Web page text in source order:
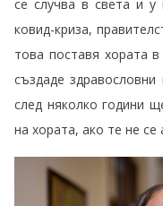
се случва в света и у
ковид-криза,
това поставя хората
създаде
след няколко години
на хората, ако те не се